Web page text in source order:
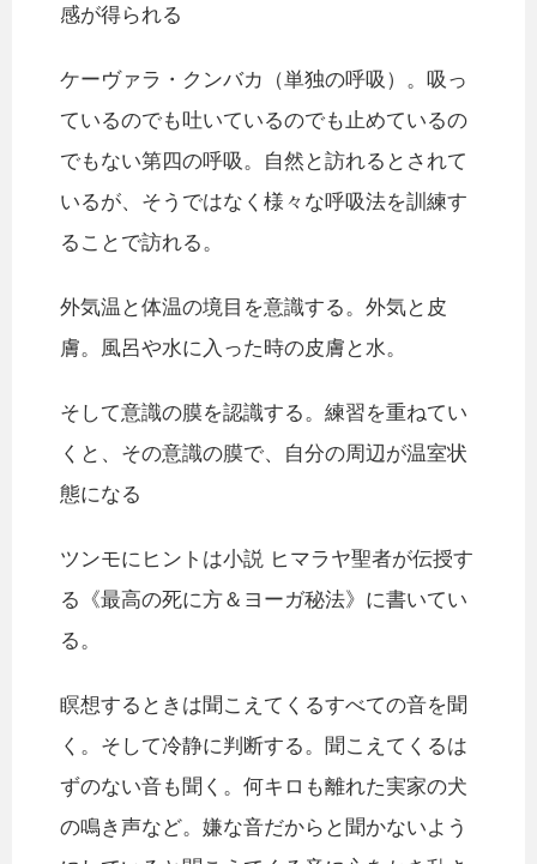
感が得られる
ケーヴァラ・クンバカ（単独の呼吸）。吸っ
ているのでも吐いているのでも止めているの
でもない第四の呼吸。自然と訪れるとされて
いるが、そうではなく様々な呼吸法を訓練す
ることで訪れる。
外気温と体温の境目を意識する。外気と皮
膚。風呂や水に入った時の皮膚と水。
そして意識の膜を認識する。練習を重ねてい
くと、その意識の膜で、自分の周辺が温室状
態になる
ツンモにヒントは小説 ヒマラヤ聖者が伝授す
る《最高の死に方＆ヨーガ秘法》に書いてい
る。
瞑想するときは聞こえてくるすべての音を聞
く。そして冷静に判断する。聞こえてくるは
ずのない音も聞く。何キロも離れた実家の犬
の鳴き声など。嫌な音だからと聞かないよう